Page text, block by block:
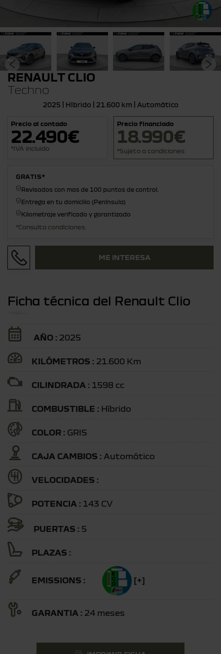
RENAULT CLIO
Techno
2025 | Híbrido | 21.600 km | Automático
Precio al contado
22.490€
*IVA incluido
Precio financiado
18.990€
*Sujeto a condiciones
GRATIS*
Revisados con mas de 100 puntos de control.
Entrega en tu domicilio (Península)
Kilometraje verificado y garantizado
*Consulta condiciones.
ME INTERESA
Ficha técnica del Renault Clio
AÑO : 2025
KILÓMETROS : 21.600 Km
CILINDRADA : 1598 cc
COMBUSTIBLE : Híbrido
COLOR : GRIS
CAJA CAMBIOS : Automático
VELOCIDADES :
POTENCIA : 143 CV
PUERTAS : 5
PLAZAS :
EMISSIONS : [+]
GARANTIA : 24 meses